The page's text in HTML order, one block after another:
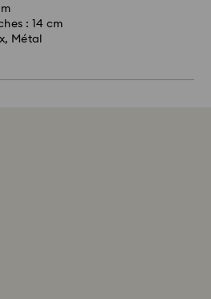
: 14 cm
Métal